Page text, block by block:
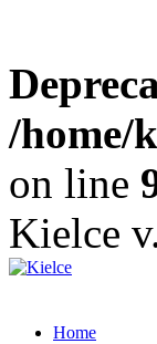
/home/
on line
Kielce
Home